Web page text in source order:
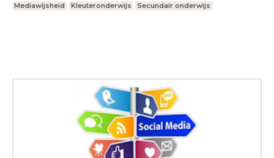
Mediawijsheid Kleuteronderwijs Secundair onderwijs